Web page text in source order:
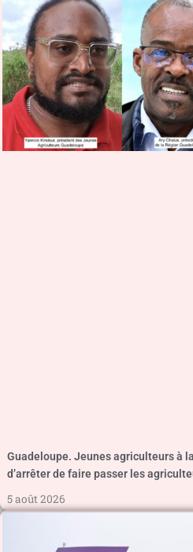
Guadeloupe. Jeunes agriculteurs à
d’arrêter de faire passer les
5 août 2026